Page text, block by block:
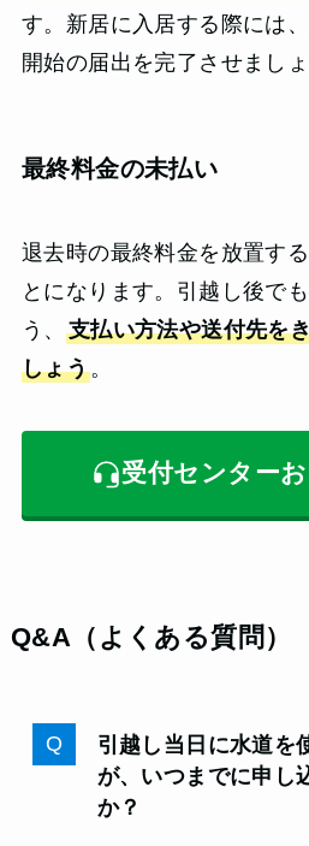
す。新居に入居する際には
開始の届出を完了させましょ
最終料金の未払い
退去時の最終料金を放置す
とになります。引越し後で
う、 支払い方法や送付先を
しょう。
受付センター
Q&A（よくある質問）
引越し当日に水道を
が、いつまでに申し
か？